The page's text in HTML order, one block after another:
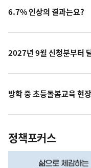
6.7% 인상의 결과는요?
2027년 9월 신청분부터
방학 중 초등돌봄교육 현
정책포커스